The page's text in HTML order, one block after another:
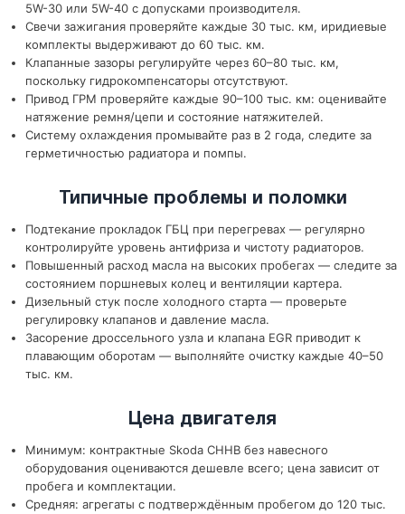
5W-30 или 5W-40 с допусками производителя.
Свечи зажигания проверяйте каждые 30 тыс. км, иридиевые
комплекты выдерживают до 60 тыс. км.
Клапанные зазоры регулируйте через 60–80 тыс. км,
поскольку гидрокомпенсаторы отсутствуют.
Привод ГРМ проверяйте каждые 90–100 тыс. км: оценивайте
натяжение ремня/цепи и состояние натяжителей.
Систему охлаждения промывайте раз в 2 года, следите за
герметичностью радиатора и помпы.
Типичные проблемы и поломки
Подтекание прокладок ГБЦ при перегревах — регулярно
контролируйте уровень антифриза и чистоту радиаторов.
Повышенный расход масла на высоких пробегах — следите за
состоянием поршневых колец и вентиляции картера.
Дизельный стук после холодного старта — проверьте
регулировку клапанов и давление масла.
Засорение дроссельного узла и клапана EGR приводит к
плавающим оборотам — выполняйте очистку каждые 40–50
тыс. км.
Цена двигателя
Минимум: контрактные Skoda CHHB без навесного
оборудования оцениваются дешевле всего; цена зависит от
пробега и комплектации.
Средняя: агрегаты с подтверждённым пробегом до 120 тыс.